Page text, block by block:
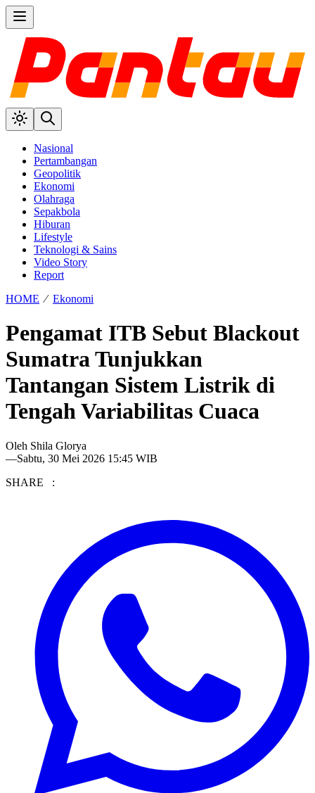
Nasional
Pertambangan
Geopolitik
Ekonomi
Olahraga
Sepakbola
Hiburan
Lifestyle
Teknologi & Sains
Video Story
Report
HOME ⁄ Ekonomi
Pengamat ITB Sebut Blackout
Sumatra Tunjukkan
Tantangan Sistem Listrik di
Tengah Variabilitas Cuaca
Oleh Shila Glorya
—Sabtu, 30 Mei 2026 15:45 WIB
SHARE :